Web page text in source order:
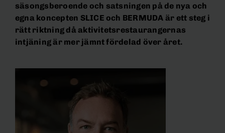
säsongsberoende och satsningen på de nya och
egna koncepten SLICE och BERMUDA är ett steg i
rätt riktning då aktivitetsrestaurangernas
intjäning är mer jämnt fördelad över året.